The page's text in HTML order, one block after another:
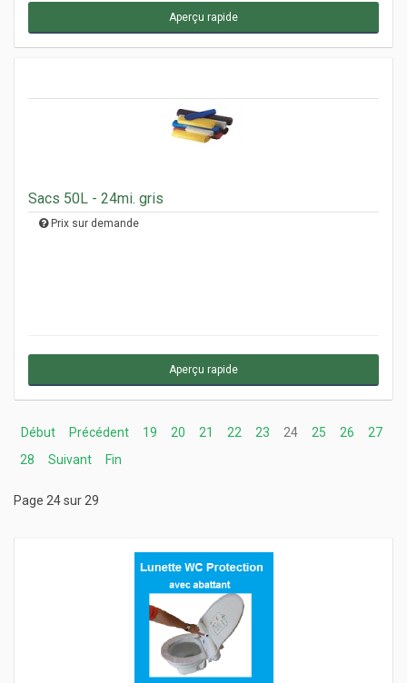
Aperçu rapide
Sacs 50L - 24mi. gris
Prix sur demande
Aperçu rapide
Début Précédent 19 20 21 22 23 24 25 26
27
28
Suivant Fin
Page 24 sur 29